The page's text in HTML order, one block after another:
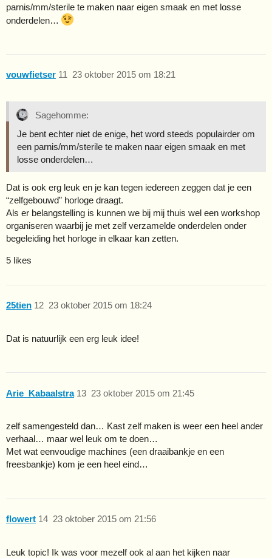
parnis/mm/sterile te maken naar eigen smaak en met losse
onderdelen…
vouwfietser 23 oktober 2015 om 18:21
11
Sagehomme:
Je bent echter niet de enige, het word steeds populairder om
een parnis/mm/sterile te maken naar eigen smaak en met
losse onderdelen…
Dat is ook erg leuk en je kan tegen iedereen zeggen dat je een
“zelfgebouwd” horloge draagt.
Als er belangstelling is kunnen we bij mij thuis wel een workshop
organiseren waarbij je met zelf verzamelde onderdelen onder
begeleiding het horloge in elkaar kan zetten.
5 likes
25tien 23 oktober 2015 om 18:24
12
Dat is natuurlijk een erg leuk idee!
Arie_Kabaalstra 23 oktober 2015 om 21:45
13
zelf samengesteld dan… Kast zelf maken is weer een heel ander
verhaal… maar wel leuk om te doen…
Met wat eenvoudige machines (een draaibankje en een
freesbankje) kom je een heel eind…
flowert 23 oktober 2015 om 21:56
14
Leuk topic! Ik was voor mezelf ook al aan het kijken naar